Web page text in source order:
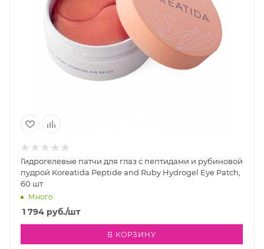
Гидрогелевые патчи для глаз с пептидами и рубиновой
пудрой Koreatida Peptide and Ruby Hydrogel Eye Patch,
60 шт
Много
1 794 руб./шт
В КОРЗИНУ